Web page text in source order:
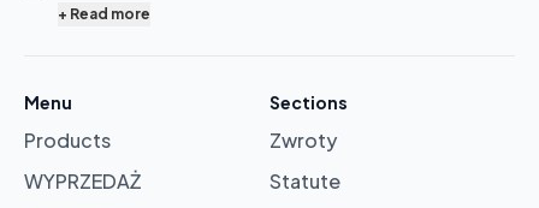
products
Browse
products
+ Read more
Menu
Products
WYPRZEDAŻ
Sections
Zwroty
Statute